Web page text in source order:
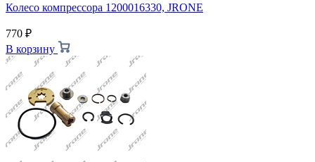
Колесо компрессора 1200016330, JRONE
770 ₽
В корзину